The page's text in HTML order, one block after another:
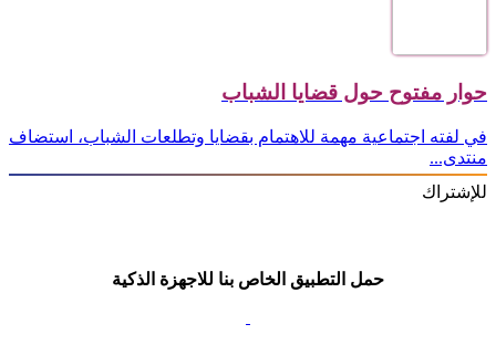
حوار مفتوح حول قضايا الشباب
في لفته اجتماعية مهمة للاهتمام بقضايا وتطلعات الشباب، استضاف
منتدى...
للإشتراك
حمل التطبيق الخاص بنا للاجهزة الذكية